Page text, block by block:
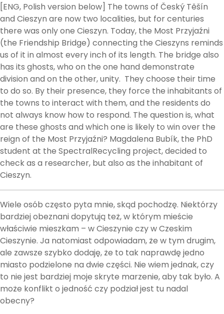
[ENG, Polish version below] The towns of Český Těšín
and Cieszyn are now two localities, but for centuries
there was only one Cieszyn. Today, the Most Przyjaźni
(the Friendship Bridge) connecting the Cieszyns reminds
us of it in almost every inch of its length. The bridge also
has its ghosts, who on the one hand demonstrate
division and on the other, unity. They choose their time
to do so. By their presence, they force the inhabitants of
the towns to interact with them, and the residents do
not always know how to respond. The question is, what
are these ghosts and which one is likely to win over the
reign of the Most Przyjaźni? Magdalena Bubík, the PhD
student at the SpectralRecycling project, decided to
check as a researcher, but also as the inhabitant of
Cieszyn.
Wiele osób często pyta mnie, skąd pochodzę. Niektórzy
bardziej obeznani dopytują też, w którym mieście
właściwie mieszkam – w Cieszynie czy w Czeskim
Cieszynie. Ja natomiast odpowiadam, że w tym drugim,
ale zawsze szybko dodaję, że to tak naprawdę jedno
miasto podzielone na dwie części. Nie wiem jednak, czy
to nie jest bardziej moje skryte marzenie, aby tak było. A
może konflikt o jedność czy podział jest tu nadal
obecny?